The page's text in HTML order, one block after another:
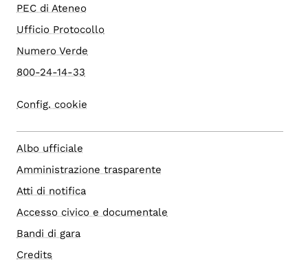
PEC di Ateneo
Ufficio Protocollo
Numero Verde
800-24-14-33
Config. cookie
Albo ufficiale
Amministrazione trasparente
Atti di notifica
Accesso civico e documentale
Bandi di gara
Credits